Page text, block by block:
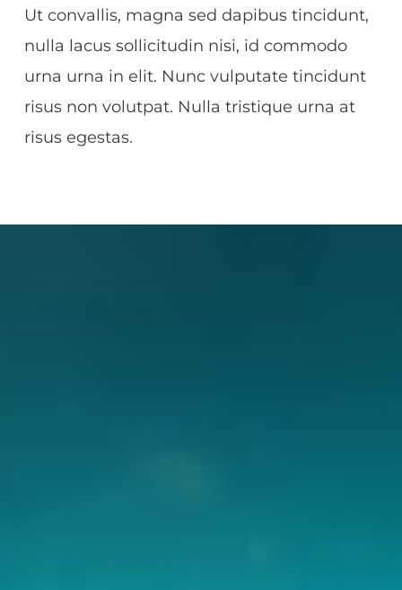
Ut convallis, magna sed dapibus tincidunt,
nulla lacus sollicitudin nisi, id commodo
urna urna in elit. Nunc vulputate tincidunt
risus non volutpat. Nulla tristique urna at
risus egestas.